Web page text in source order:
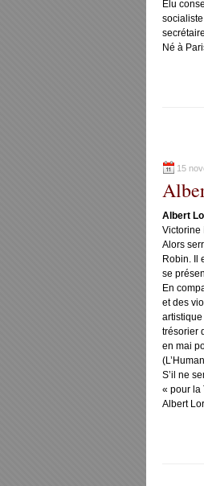
Élu
Né à
15
Albert
Victorine
Alors
Robin. Il
se
En
et des
trésorier
en mai
(
S’il ne
« pour la
Albert